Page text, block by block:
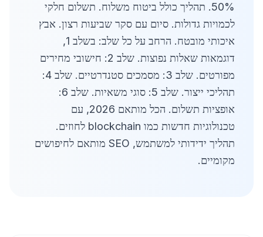
50%. תהליך כולל ביטוח משלוח. תשלום חלקי
לכמויות גדולות. סיום עם סקר שביעות רצון. אבץ
איכותי מובטח. הרחב על כל שלב: בשלב 1,
דוגמאות שאלות נפוצות. שלב 2: חישובי מחירים
מפורטים. שלב 3: מסמכים סטנדרטיים. שלב 4:
תהליכי ייצור. שלב 5: סוגי משאיות. שלב 6:
אופציות תשלום. הכל מותאם 2026, עם
טכנולוגיות חדשות כמו blockchain לחוזים.
תהליך ידידותי למשתמש, SEO מותאם לחיפושים
מקומיים.